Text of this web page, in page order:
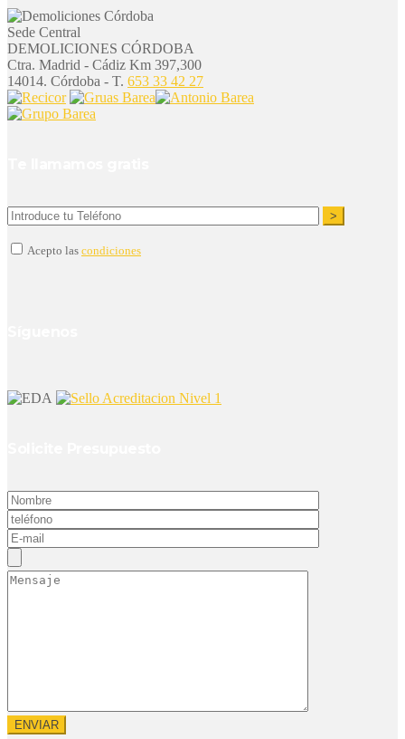
Sede Central
DEMOLICIONES CÓRDOBA
Ctra. Madrid - Cádiz Km 397,300
14014. Córdoba - T. 653 33 42 27
Acepto las condiciones